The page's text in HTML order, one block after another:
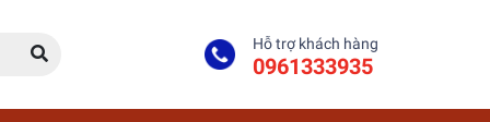
Hỗ trợ khách hàng
0961333935